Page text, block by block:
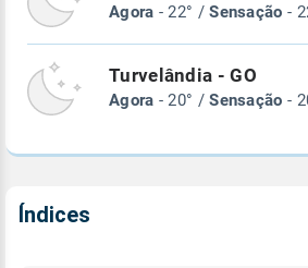
Agora - 22° /Sensação -
Turvelândia - GO
Agora - 20° /Sensação -
Índices